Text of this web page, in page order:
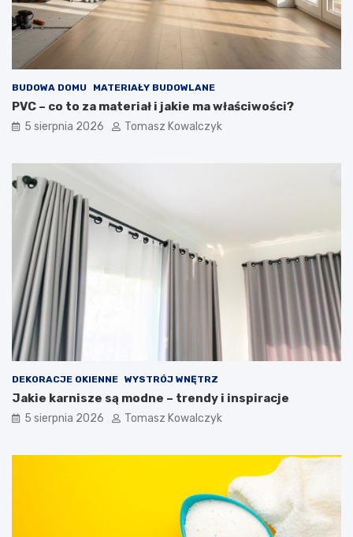
BUDOWA DOMU MATERIAŁY BUDOWLANE
PVC – co to za materiał i jakie ma właściwości?
5 sierpnia 2026 Tomasz Kowalczyk
DEKORACJE OKIENNE WYSTRÓJ WNĘTRZ
Jakie karnisze są modne – trendy i inspiracje
5 sierpnia 2026 Tomasz Kowalczyk